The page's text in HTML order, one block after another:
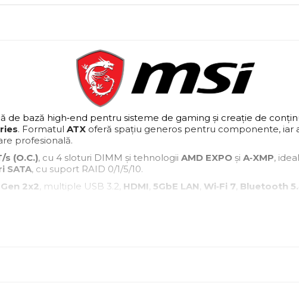
de bază high‑end pentru sisteme de gaming și creație de
. Formatul ATX oferă spațiu generos pentru componente, iar
profesională.
s (O.C.), cu 4 sloturi DIMM și tehnologii AMD EXPO și A‑XMP,
SATA, cu suport RAID 0/1/5/10.
Gen 2x2, multiple USB 3.2, HDMI, 5GbE LAN, Wi‑Fi 7, Bluetooth